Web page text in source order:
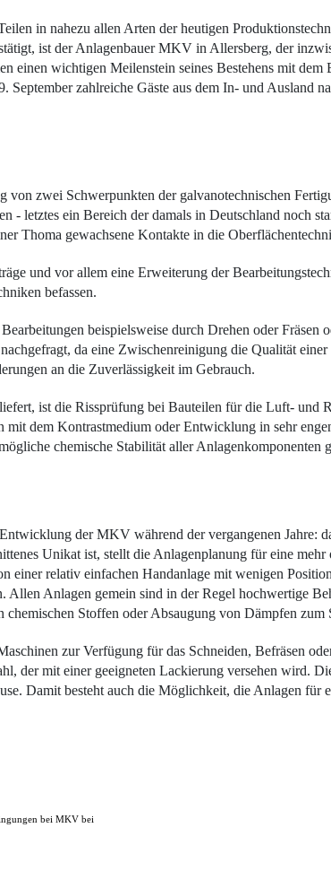
in nahezu allen Arten der heutigen
ist der Anlagenbauer MKV in Allersberg, der
einen wichtigen Meilenstein seines Bestehens mit dem
September zahlreiche Gäste aus dem In- und Ausland
zwei Schwerpunkten der galvanotechnischen
letztes ein Bereich der damals in Deutschland noch
Thoma gewachsene Kontakte in die
und vor allem eine Erweiterung der
befassen.
beispielsweise durch Drehen oder Fräsen
da eine Zwischenreinigung die Qualität
an die Zuverlässigkeit im Gebrauch.
ist die Rissprüfung bei Bauteilen für die Luft- und
dem Kontrastmedium oder Entwicklung in sehr
chemische Stabilität aller Anlagenkomponenten
der MKV während der vergangenen Jahre:
Unikat ist, stellt die Anlagenplanung für eine
einer relativ einfachen Handanlage mit wenigen
Anlagen gemein sind in der Regel hochwertige
Stoffen oder Absaugung von Dämpfen zum
zur Verfügung für das Schneiden, Befräsen
der mit einer geeigneten Lackierung versehen wird.
Damit besteht auch die Möglichkeit, die Anlagen für
bei MKV bei